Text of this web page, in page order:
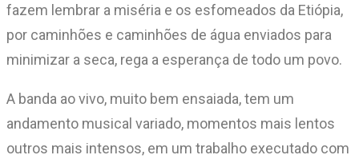
fazem lembrar a miséria e os esfomeados da Etiópia,
por caminhões e caminhões de água enviados para
minimizar a seca, rega a esperança de todo um povo.
A banda ao vivo, muito bem ensaiada, tem um
andamento musical variado, momentos mais lentos
outros mais intensos, em um trabalho executado com